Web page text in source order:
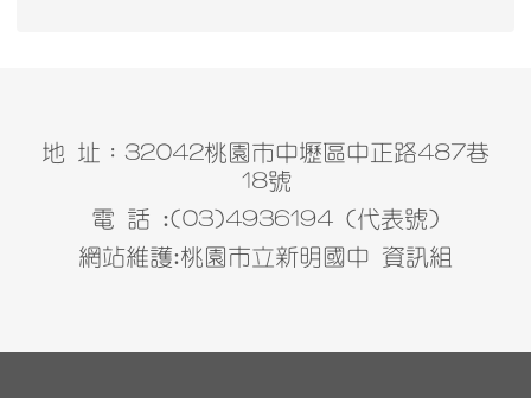
地 址：32042桃園市中壢區中正路487巷
18號
電 話 :(03)4936194 (代表號)
網站維護:桃園市立新明國中 資訊組